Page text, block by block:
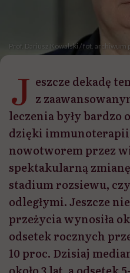
Prof. Dariusz Kowalski / fot. archiwum
J eszcze dekadę
z
leczenia były bardzo
dzięki
nowotworem przez
spektakularną
stadium rozsiewu,
odległymi. Jeszcze
przeżycia wynosiła
odsetek rocznych
10 proc. Dzisiaj